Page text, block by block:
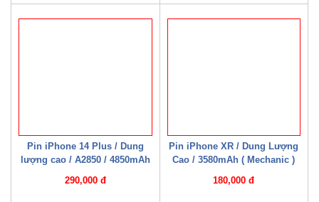
Pin iPhone 14 Plus / Dung
lượng cao / A2850 / 4850mAh
290,000 đ
Pin iPhone XR / Dung Lượng
Cao / 3580mAh ( Mechanic )
180,000 đ